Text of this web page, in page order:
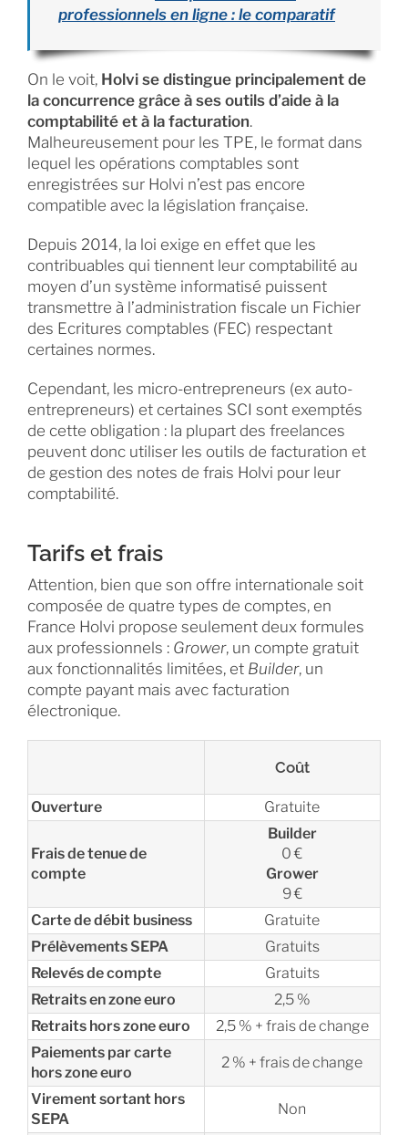
professionnels en ligne : le comparatif
On le voit, Holvi se distingue principalement de
la concurrence grâce à ses outils d’aide à la
comptabilité et à la facturation.
Malheureusement pour les TPE, le format dans
lequel les opérations comptables sont
enregistrées sur Holvi n’est pas encore
compatible avec la législation française.
Depuis 2014, la loi exige en effet que les
contribuables qui tiennent leur comptabilité au
moyen d’un système informatisé puissent
transmettre à l’administration fiscale un Fichier
des Ecritures comptables (FEC) respectant
certaines normes.
Cependant, les micro-entrepreneurs (ex auto-
entrepreneurs) et certaines SCI sont exemptés
de cette obligation : la plupart des freelances
peuvent donc utiliser les outils de facturation et
de gestion des notes de frais Holvi pour leur
comptabilité.
Tarifs et frais
Attention, bien que son offre internationale soit
composée de quatre types de comptes, en
France Holvi propose seulement deux formules
aux professionnels : Grower, un compte gratuit
aux fonctionnalités limitées, et Builder, un
compte payant mais avec facturation
électronique.
Coût
Ouverture Gratuite
Frais de tenue de
compte
Builder
0 €
Grower
9 €
Carte de débit business
Gratuite
Prélèvements SEPA
Gratuits
Relevés de compte
Gratuits
Retraits en zone euro
2,5 %
Retraits hors zone euro
2,5 % + frais de change
Paiements par carte
hors zone euro
2 % + frais de change
Virement sortant hors
SEPA
Non